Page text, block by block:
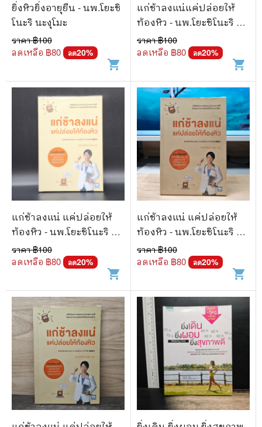
ยิ่งหิวยิ่งอายุยืน - นพ.โยะชิ
โนะริ นะงุโมะ
ราคา ฿100
ลดเหลือ ฿80 ลด20%
shopping_cart
แก่ช้าลงแน่แค่ปล่อยให้
ท้องหิว - นพ.โยะชิโนะริ นะ
งุโมะ
ราคา ฿100
ลดเหลือ ฿80 ลด20%
shopping_cart
แก่ช้าลงแน่ แค่ปล่อยให้
ท้องหิว - นพ.โยะชิโนะริ นะ
งุโมะ
ราคา ฿100
ลดเหลือ ฿80 ลด20%
shopping_cart
แก่ช้าลงแน่ แค่ปล่อยให้
ท้องหิว - นพ.โยะชิโนะริ นะ
งุโมะ
ราคา ฿100
ลดเหลือ ฿80 ลด20%
shopping_cart